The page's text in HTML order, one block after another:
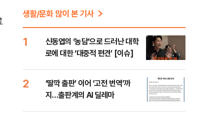
생활/문화 많이 본 기사
1
신동엽의 ‘농담’으로 드러난 대학
로에 대한 ‘대중적 편견’ [이슈]
2
‘딸깍 출판’ 이어 ‘고전 번역’까
지…출판계의 AI 딜레마